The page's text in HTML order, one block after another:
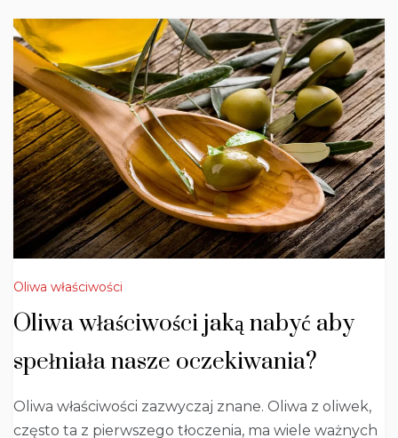
Oliwa właściwości
Oliwa właściwości jaką nabyć aby
spełniała nasze oczekiwania?
Oliwa właściwości zazwyczaj znane. Oliwa z oliwek,
często ta z pierwszego tłoczenia, ma wiele ważnych